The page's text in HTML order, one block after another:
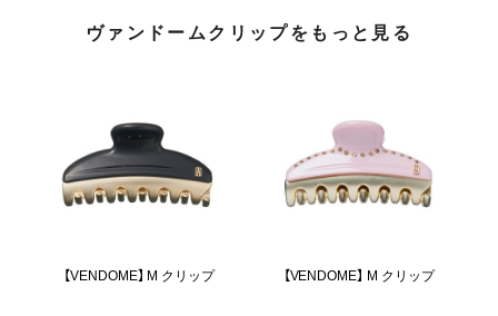
ヴァンドームクリップをもっと見る
【VENDOME】 M クリップ 【VENDOME】 M クリップ